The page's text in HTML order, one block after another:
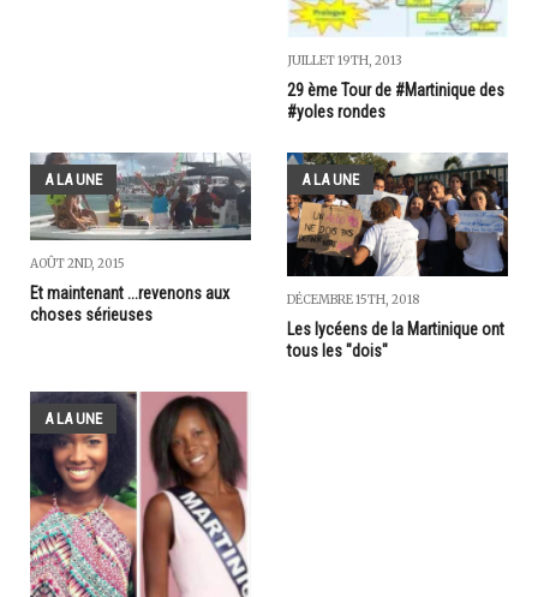
JUILLET 19TH, 2013
29 ème Tour de #Martinique des
#yoles rondes
A LA UNE
AOÛT 2ND, 2015
Et maintenant ...revenons aux
choses sérieuses
A LA UNE
DÉCEMBRE 15TH, 2018
Les lycéens de la Martinique ont
tous les "dois"
A LA UNE